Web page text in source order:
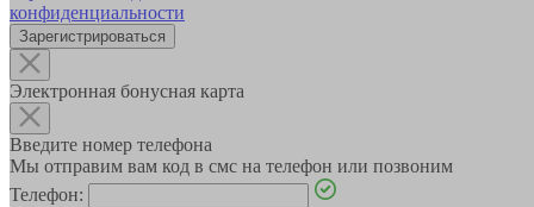
конфиденциальности
Зарегистрироваться
Электронная бонусная карта
Введите номер телефона
Мы отправим вам код в смс на телефон или позвоним
Телефон: